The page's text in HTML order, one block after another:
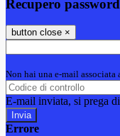
Recupero password
button close ×
Non hai una e-mail
E-mail inviata, si prega
Errore